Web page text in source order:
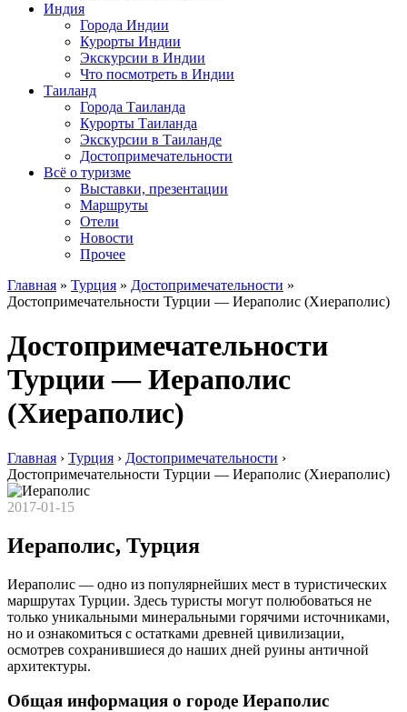
Индия
Города Индии
Курорты Индии
Экскурсии в Индии
Что посмотреть в Индии
Таиланд
Города Таиланда
Курорты Таиланда
Экскурсии в Таиланде
Достопримечательности
Всё о туризме
Выставки, презентации
Маршруты
Отели
Новости
Прочее
Главная » Турция » Достопримечательности »
Достопримечательности Турции — Иераполис (Хиераполис)
Достопримечательности
Турции — Иераполис
(Хиераполис)
Главная › Турция › Достопримечательности ›
Достопримечательности Турции — Иераполис (Хиераполис)
2017-01-15
Иераполис, Турция
Иераполис — одно из популярнейших мест в туристических
маршрутах Турции. Здесь туристы могут полюбоваться не
только уникальными минеральными горячими источниками,
но и ознакомиться с остатками древней цивилизации,
осмотрев сохранившиеся до наших дней руины античной
архитектуры.
Общая информация о городе Иераполис